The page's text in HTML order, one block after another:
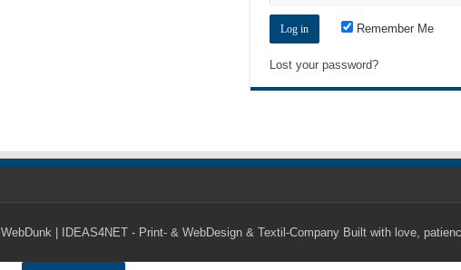
Remember Me
Lost your password?
WebDunk | IDEAS4NET - Print- & WebDesign & Textil-Company Built with love,